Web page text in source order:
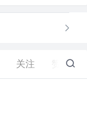
关注 21